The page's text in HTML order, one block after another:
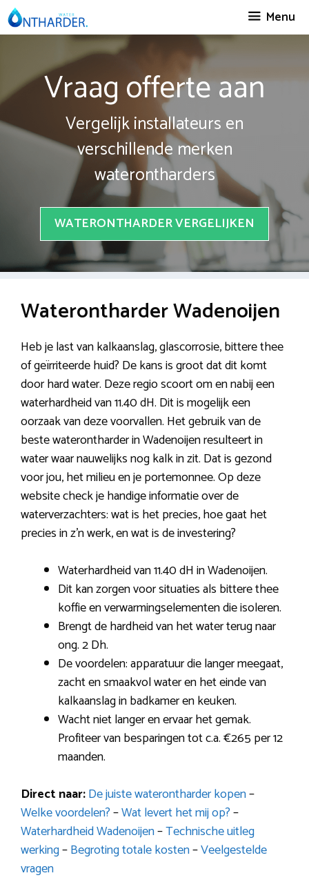
Spring
naar
Menu
Vraag offerte aan
Vergelijk installateurs en
verschillende merken
waterontharders
WATERONTHARDER VERGELIJKEN
Waterontharder Wadenoijen
Heb je last van kalkaanslag, glascorrosie, bittere thee
of geïrriteerde huid? De kans is groot dat dit komt
door hard water. Deze regio scoort om en nabij een
waterhardheid van 11.40 dH. Dit is mogelijk een
oorzaak van deze voorvallen. Het gebruik van de
beste waterontharder in Wadenoijen resulteert in
water waar nauwelijks nog kalk in zit. Dat is gezond
voor jou, het milieu en je portemonnee. Op deze
website check je handige informatie over de
waterverzachters: wat is het precies, hoe gaat het
precies in z’n werk, en wat is de investering?
Waterhardheid van 11.40 dH in Wadenoijen.
Dit kan zorgen voor situaties als bittere thee
koffie en verwarmingselementen die isoleren.
Brengt de hardheid van het water terug naar
ong. 2 Dh.
De voordelen: apparatuur die langer meegaat,
zacht en smaakvol water en het einde van
kalkaanslag in badkamer en keuken.
Wacht niet langer en ervaar het gemak.
Profiteer van besparingen tot c.a. €265 per 12
maanden.
Direct naar:De juiste waterontharder kopen–
Welke voordelen?–Wat levert het mij op?–
Waterhardheid Wadenoijen–Technische uitleg
werking–Begroting totale kosten–Veelgestelde
vragen